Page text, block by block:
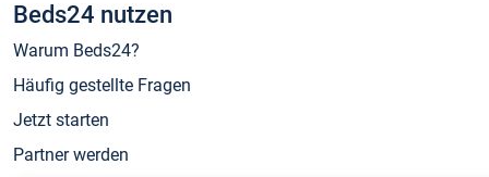
Beds24 nutzen
Warum Beds24?
Häufig gestellte Fragen
Jetzt starten
Partner werden